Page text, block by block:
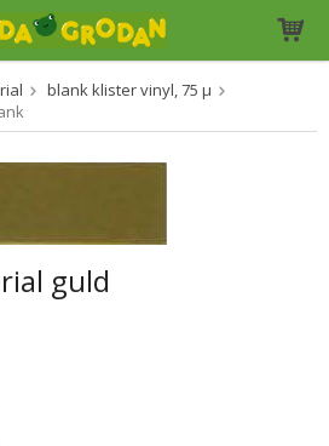
blivit tillagd i varukorgen
blank klister vinyl, 75 µ
guld